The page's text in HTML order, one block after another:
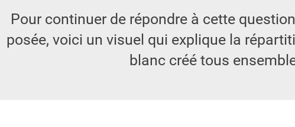
Pour continuer de répondre à cette
posée, voici un visuel qui explique la
blanc créé tous